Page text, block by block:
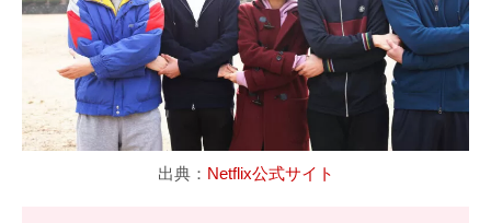
出典： Netflix公式サイト